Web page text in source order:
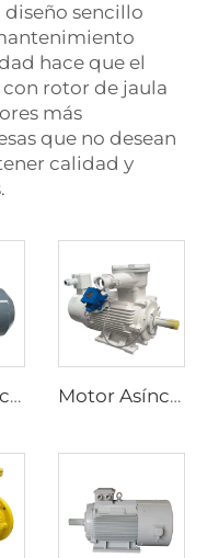
sencillo
hace que el
rotor de jaula
más
que no desean
calidad y
Motor Asíncrono Trifásico a Prueba de Explosiones de Alta Eficiencia Ultra, Serie YBX5, de Baja Tensión Motor Asíncrono Trifásico a Prueba de Explosiones con Regulación de Velocidad por Frecuencia Variable, Serie YBBP